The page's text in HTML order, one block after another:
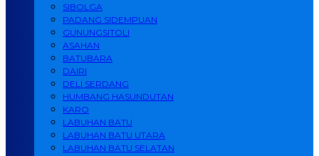
SIBOLGA
PADANG SIDEMPUAN
GUNUNGSITOLI
ASAHAN
BATUBARA
DAIRI
DELI SERDANG
HUMBANG HASUNDUTAN
KARO
LABUHAN BATU
LABUHAN BATU UTARA
LABUHAN BATU SELATAN